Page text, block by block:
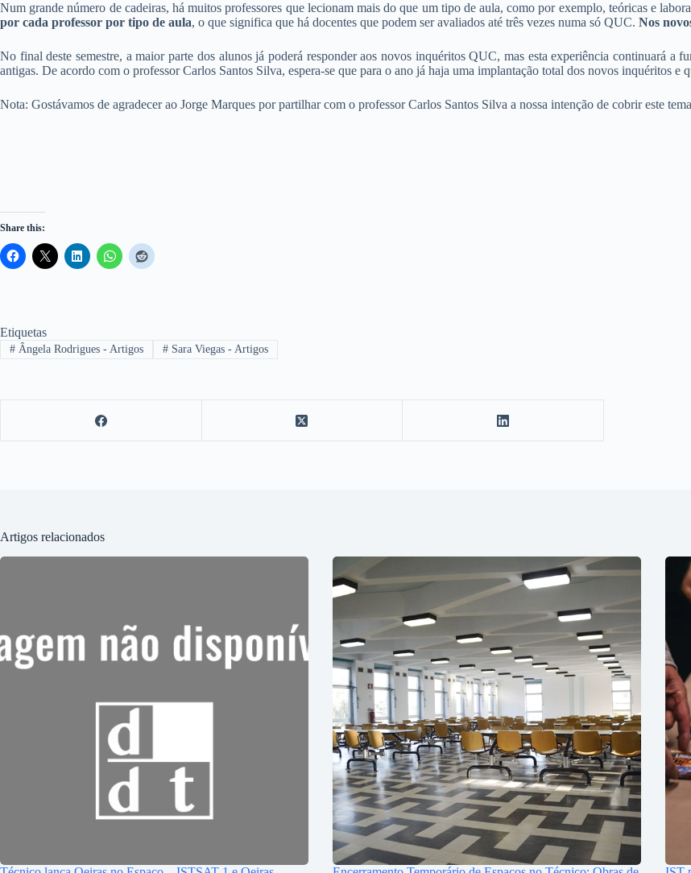
Num grande número de cadeiras, há muitos professores que lecionam mais do que um tipo de aula, como por exemplo, teóricas e
por cada professor por tipo de aula, o que significa que há docentes que podem ser avaliados até três vezes numa só QUC. Nos
No final deste semestre, a maior parte dos alunos já poderá responder aos novos inquéritos QUC, mas esta experiência continuará a
antigas. De acordo com o professor Carlos Santos Silva, espera-se que para o ano já haja uma implantação total dos novos inquéritos
Nota: Gostávamos de agradecer ao Jorge Marques por partilhar com o professor Carlos Santos Silva a nossa intenção de cobrir este
Share this:
Etiquetas
#Ângela Rodrigues - Artigos #Sara Viegas - Artigos
Artigos relacionados